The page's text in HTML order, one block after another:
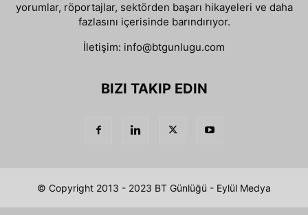
yorumlar, röportajlar, sektörden başarı hikayeleri ve daha
fazlasını içerisinde barındırıyor.
İletişim: info@btgunlugu.com
BIZI TAKIP EDIN
© Copyright 2013 - 2023 BT Günlüğü - Eylül Medya